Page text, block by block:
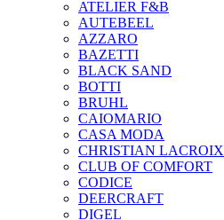
ATELIER F&B
AUTEBEEL
AZZARO
BAZETTI
BLACK SAND
BOTTI
BRUHL
CAIOMARIO
CASA MODA
CHRISTIAN LACROIX
CLUB OF COMFORT
CODICE
DEERCRAFT
DIGEL